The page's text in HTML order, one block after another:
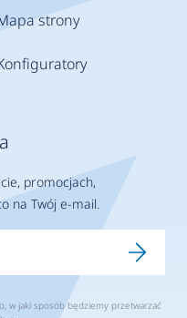
strony
promocjach,
na Twój e-mail.
w jaki sposób będziemy przetwarzać